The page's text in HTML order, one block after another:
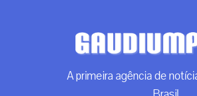
A primeira agência de